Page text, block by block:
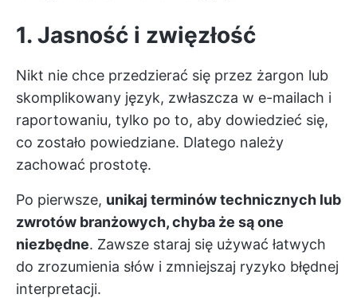
1. Jasność i zwięzłość
Nikt nie chce przedzierać się przez żargon lub
skomplikowany język, zwłaszcza w e-mailach i
raportowaniu, tylko po to, aby dowiedzieć się,
co zostało powiedziane. Dlatego należy
zachować prostotę.
Po pierwsze, unikaj terminów technicznych lub
zwrotów branżowych, chyba że są one
niezbędne. Zawsze staraj się używać łatwych
do zrozumienia słów i zmniejszaj ryzyko błędnej
interpretacji.